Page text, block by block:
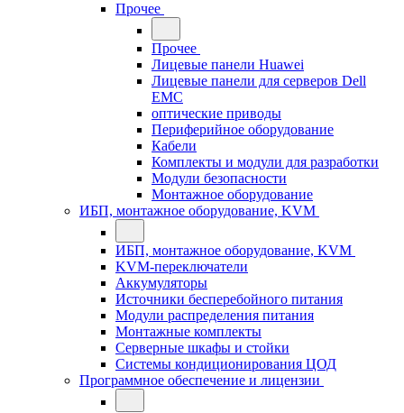
Прочее
Прочее
Лицевые панели Huawei
Лицевые панели для серверов Dell
EMC
оптические приводы
Периферийное оборудование
Кабели
Комплекты и модули для разработки
Модули безопасности
Монтажное оборудование
ИБП, монтажное оборудование, KVM
ИБП, монтажное оборудование, KVM
KVM-переключатели
Аккумуляторы
Источники бесперебойного питания
Модули распределения питания
Монтажные комплекты
Серверные шкафы и стойки
Системы кондиционирования ЦОД
Программное обеспечение и лицензии